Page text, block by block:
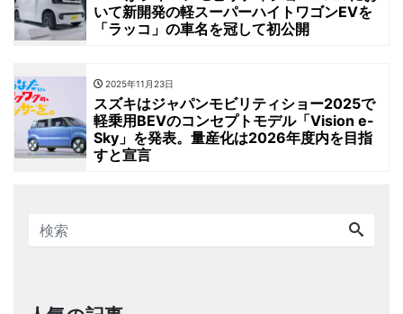
いて新開発の軽スーパーハイトワゴンEVを
「ラッコ」の車名を冠して初公開
2025年11月23日
スズキはジャパンモビリティショー2025で
軽乗用BEVのコンセプトモデル「Vision e-
Sky」を発表。量産化は2026年度内を目指
すと宣言